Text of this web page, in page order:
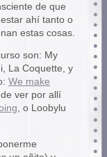
de que
ahí tanto o
estas cosas.
son: My
La Coquette, y
We make
ver por allí
, o Loobylu